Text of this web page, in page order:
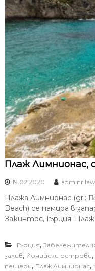
Плаж Лимнионас,
19.02.2020
Плажа Лимнионас (gr.:
Beach) се намира в
Закинтос, Гърция.
Гърция,
залив, Йонийски острови,
пещери, Плаж Лимнионас,